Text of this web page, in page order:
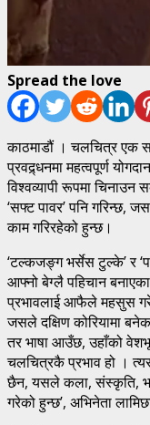
Spread the love
काठमाडौं । चलचित्र एक
प्रवद्र्धनमा महत्वपूर्ण
विश्वव्यापी रूपमा
‘सफ्ट पावर’ पनि गरिन्छ,
काम गरिरहेको हुन्छ।
‘टल्कजङ्ग भर्सेस टुल्के’ र
आफ्नो बेग्लै पहिचान
प्रभावलाई आफैले महसुस
जसले दक्षिण कोरियामा
तर भाषा आउँछ, उहाँको
चलचित्रकै प्रभाव हो ।
छैन, यसले कला, संस्कृति,
गरेको हुन्छ’, अभिनेता